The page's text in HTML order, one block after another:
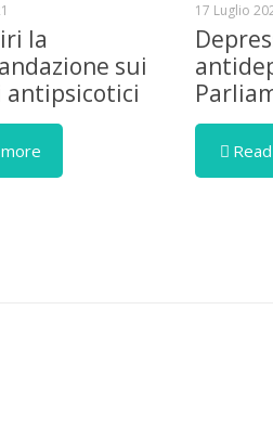
la
sui
antipsicotici
17 Luglio